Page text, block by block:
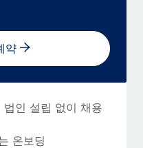
약
인 설립 없이 채용
온보딩